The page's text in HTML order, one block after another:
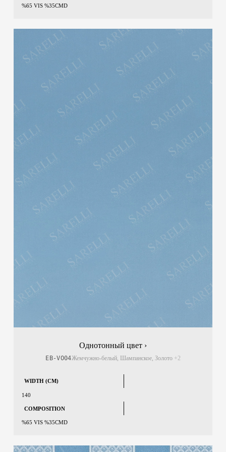
%65 VIS %35CMD
Однотонный цвет ›
EB-VO04Жемчужно-белый, Шампанское, Золото +2
WIDTH (CM)
140
COMPOSITION
%65 VIS %35CMD